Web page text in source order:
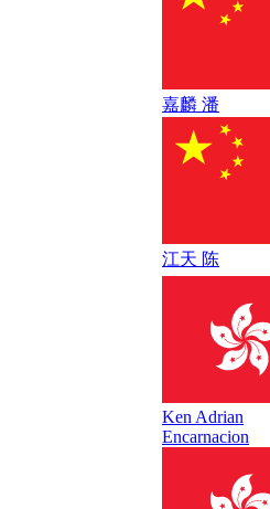
嘉麟 潘
江天 陈
Ken Adrian
Encarnacion